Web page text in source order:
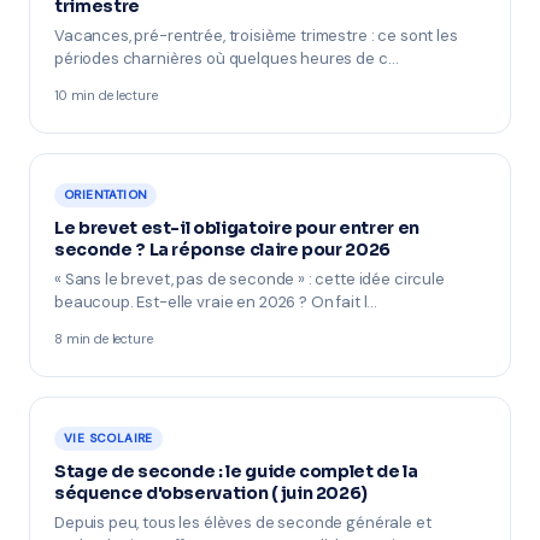
trimestre
Vacances, pré-rentrée, troisième trimestre : ce sont les
périodes charnières où quelques heures de c…
10 min de lecture
ORIENTATION
Le brevet est-il obligatoire pour entrer en
seconde ? La réponse claire pour 2026
« Sans le brevet, pas de seconde » : cette idée circule
beaucoup. Est-elle vraie en 2026 ? On fait l…
8 min de lecture
VIE SCOLAIRE
Stage de seconde : le guide complet de la
séquence d'observation (juin 2026)
Depuis peu, tous les élèves de seconde générale et